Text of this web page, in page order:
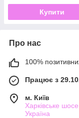
Купити
Про нас
100%
Працює з
м. Київ
Харківське
Україна